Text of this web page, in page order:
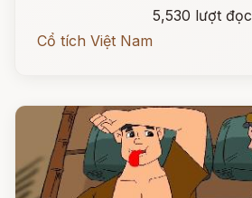
5,530 lượt đọc
Cổ tích Việt Nam